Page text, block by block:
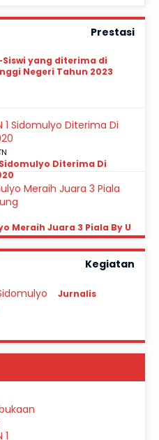
Prestasi
yang diterima di
Negeri Tahun 2023
Sidomulyo Diterima Di
Meraih Juara 3 Piala By U
Kegiatan
Jurnalis